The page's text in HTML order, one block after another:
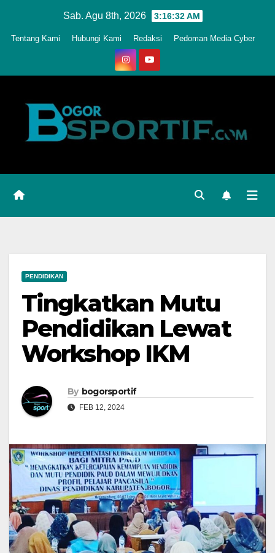
Sab. Agu 8th, 2026 3:16:35 AM
Tentang Kami Hubungi Kami Redaksi Pedoman Media Cyber
PENDIDIKAN
Tingkatkan Mutu
Pendidikan Lewat
Workshop IKM
By bogorsportif
FEB 12, 2024